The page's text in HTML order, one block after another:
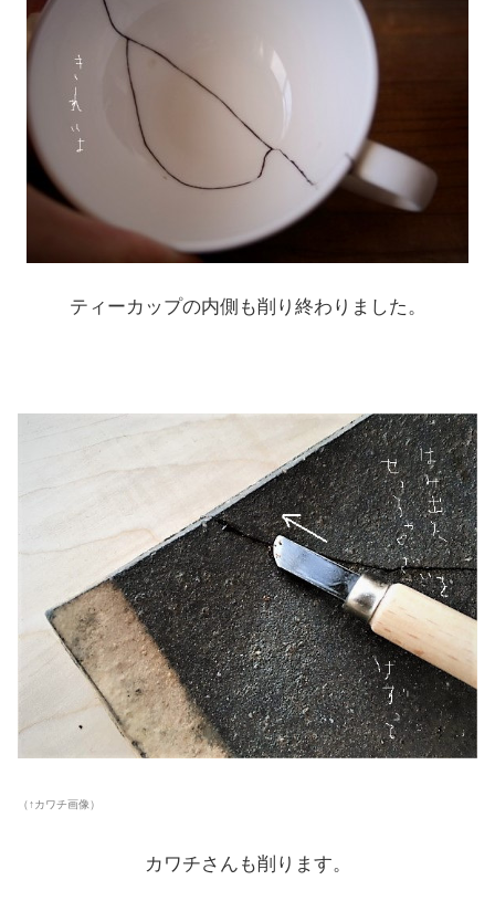
ティーカップの内側も削り終わりました。
（↑カワチ画像）
カワチさんも削ります。